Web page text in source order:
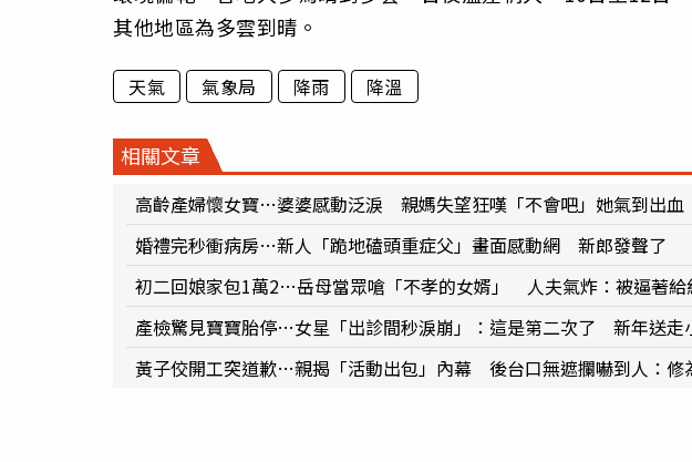
其他地區為多雲到晴。
天氣 氣象局 降雨 降溫
相關文章
高齡產婦懷女寶…婆婆感動泛淚 親媽失望狂嘆「不會吧」她氣到出血
婚禮完秒衝病房…新人「跪地磕頭重症父」畫面感動網 新郎發聲了
初二回娘家包1萬2…岳母當眾嗆「不孝的女婿」 人夫氣炸：被逼著給
產檢驚見寶寶胎停…女星「出診間秒淚崩」：這是第二次了 新年送走
黃子佼開工突道歉…親揭「活動出包」內幕 後台口無遮攔嚇到人：修